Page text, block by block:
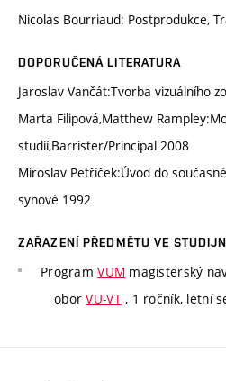
Nicolas Bourriaud: Postprodukce,
DOPORUČENÁ LITERATURA
Jaroslav Vančát:Tvorba vizuálního
Marta Filipová,Matthew
studií,Barrister/Principal 2008
Miroslav Petříček:Úvod do
synové 1992
ZAŘAZENÍ PŘEDMĚTU VE
ProgramVUM magisterský
oborVU-VT, 1 ročník, letní